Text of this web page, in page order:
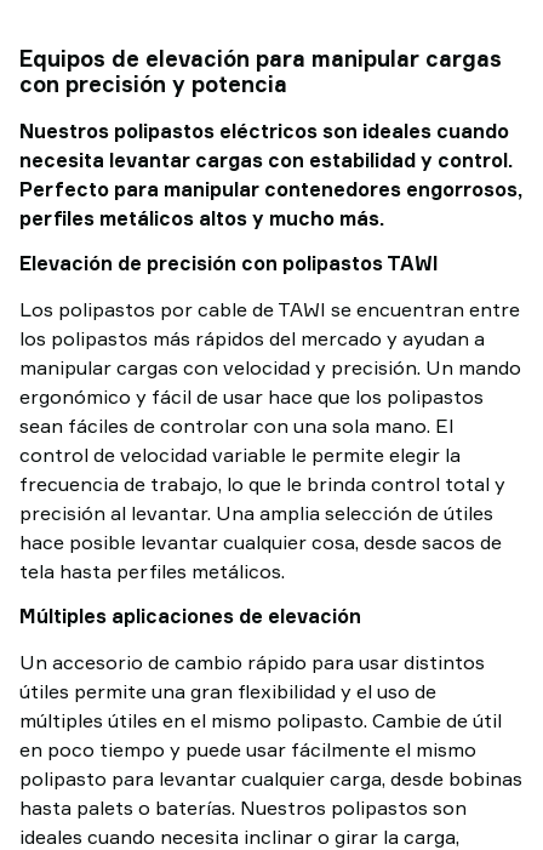
Equipos de elevación para manipular cargas
con precisión y potencia
Nuestros polipastos eléctricos son ideales cuando
necesita levantar cargas con estabilidad y control.
Perfecto para manipular contenedores engorrosos,
perfiles metálicos altos y mucho más.
Elevación de precisión con polipastos TAWI
Los polipastos por cable de TAWI se encuentran entre
los polipastos más rápidos del mercado y ayudan a
manipular cargas con velocidad y precisión. Un mando
ergonómico y fácil de usar hace que los polipastos
sean fáciles de controlar con una sola mano. El
control de velocidad variable le permite elegir la
frecuencia de trabajo, lo que le brinda control total y
precisión al levantar. Una amplia selección de útiles
hace posible levantar cualquier cosa, desde sacos de
tela hasta perfiles metálicos.
Múltiples aplicaciones de elevación
Un accesorio de cambio rápido para usar distintos
útiles permite una gran flexibilidad y el uso de
múltiples útiles en el mismo polipasto. Cambie de útil
en poco tiempo y puede usar fácilmente el mismo
polipasto para levantar cualquier carga, desde bobinas
hasta palets o baterías. Nuestros polipastos son
ideales cuando necesita inclinar o girar la carga,